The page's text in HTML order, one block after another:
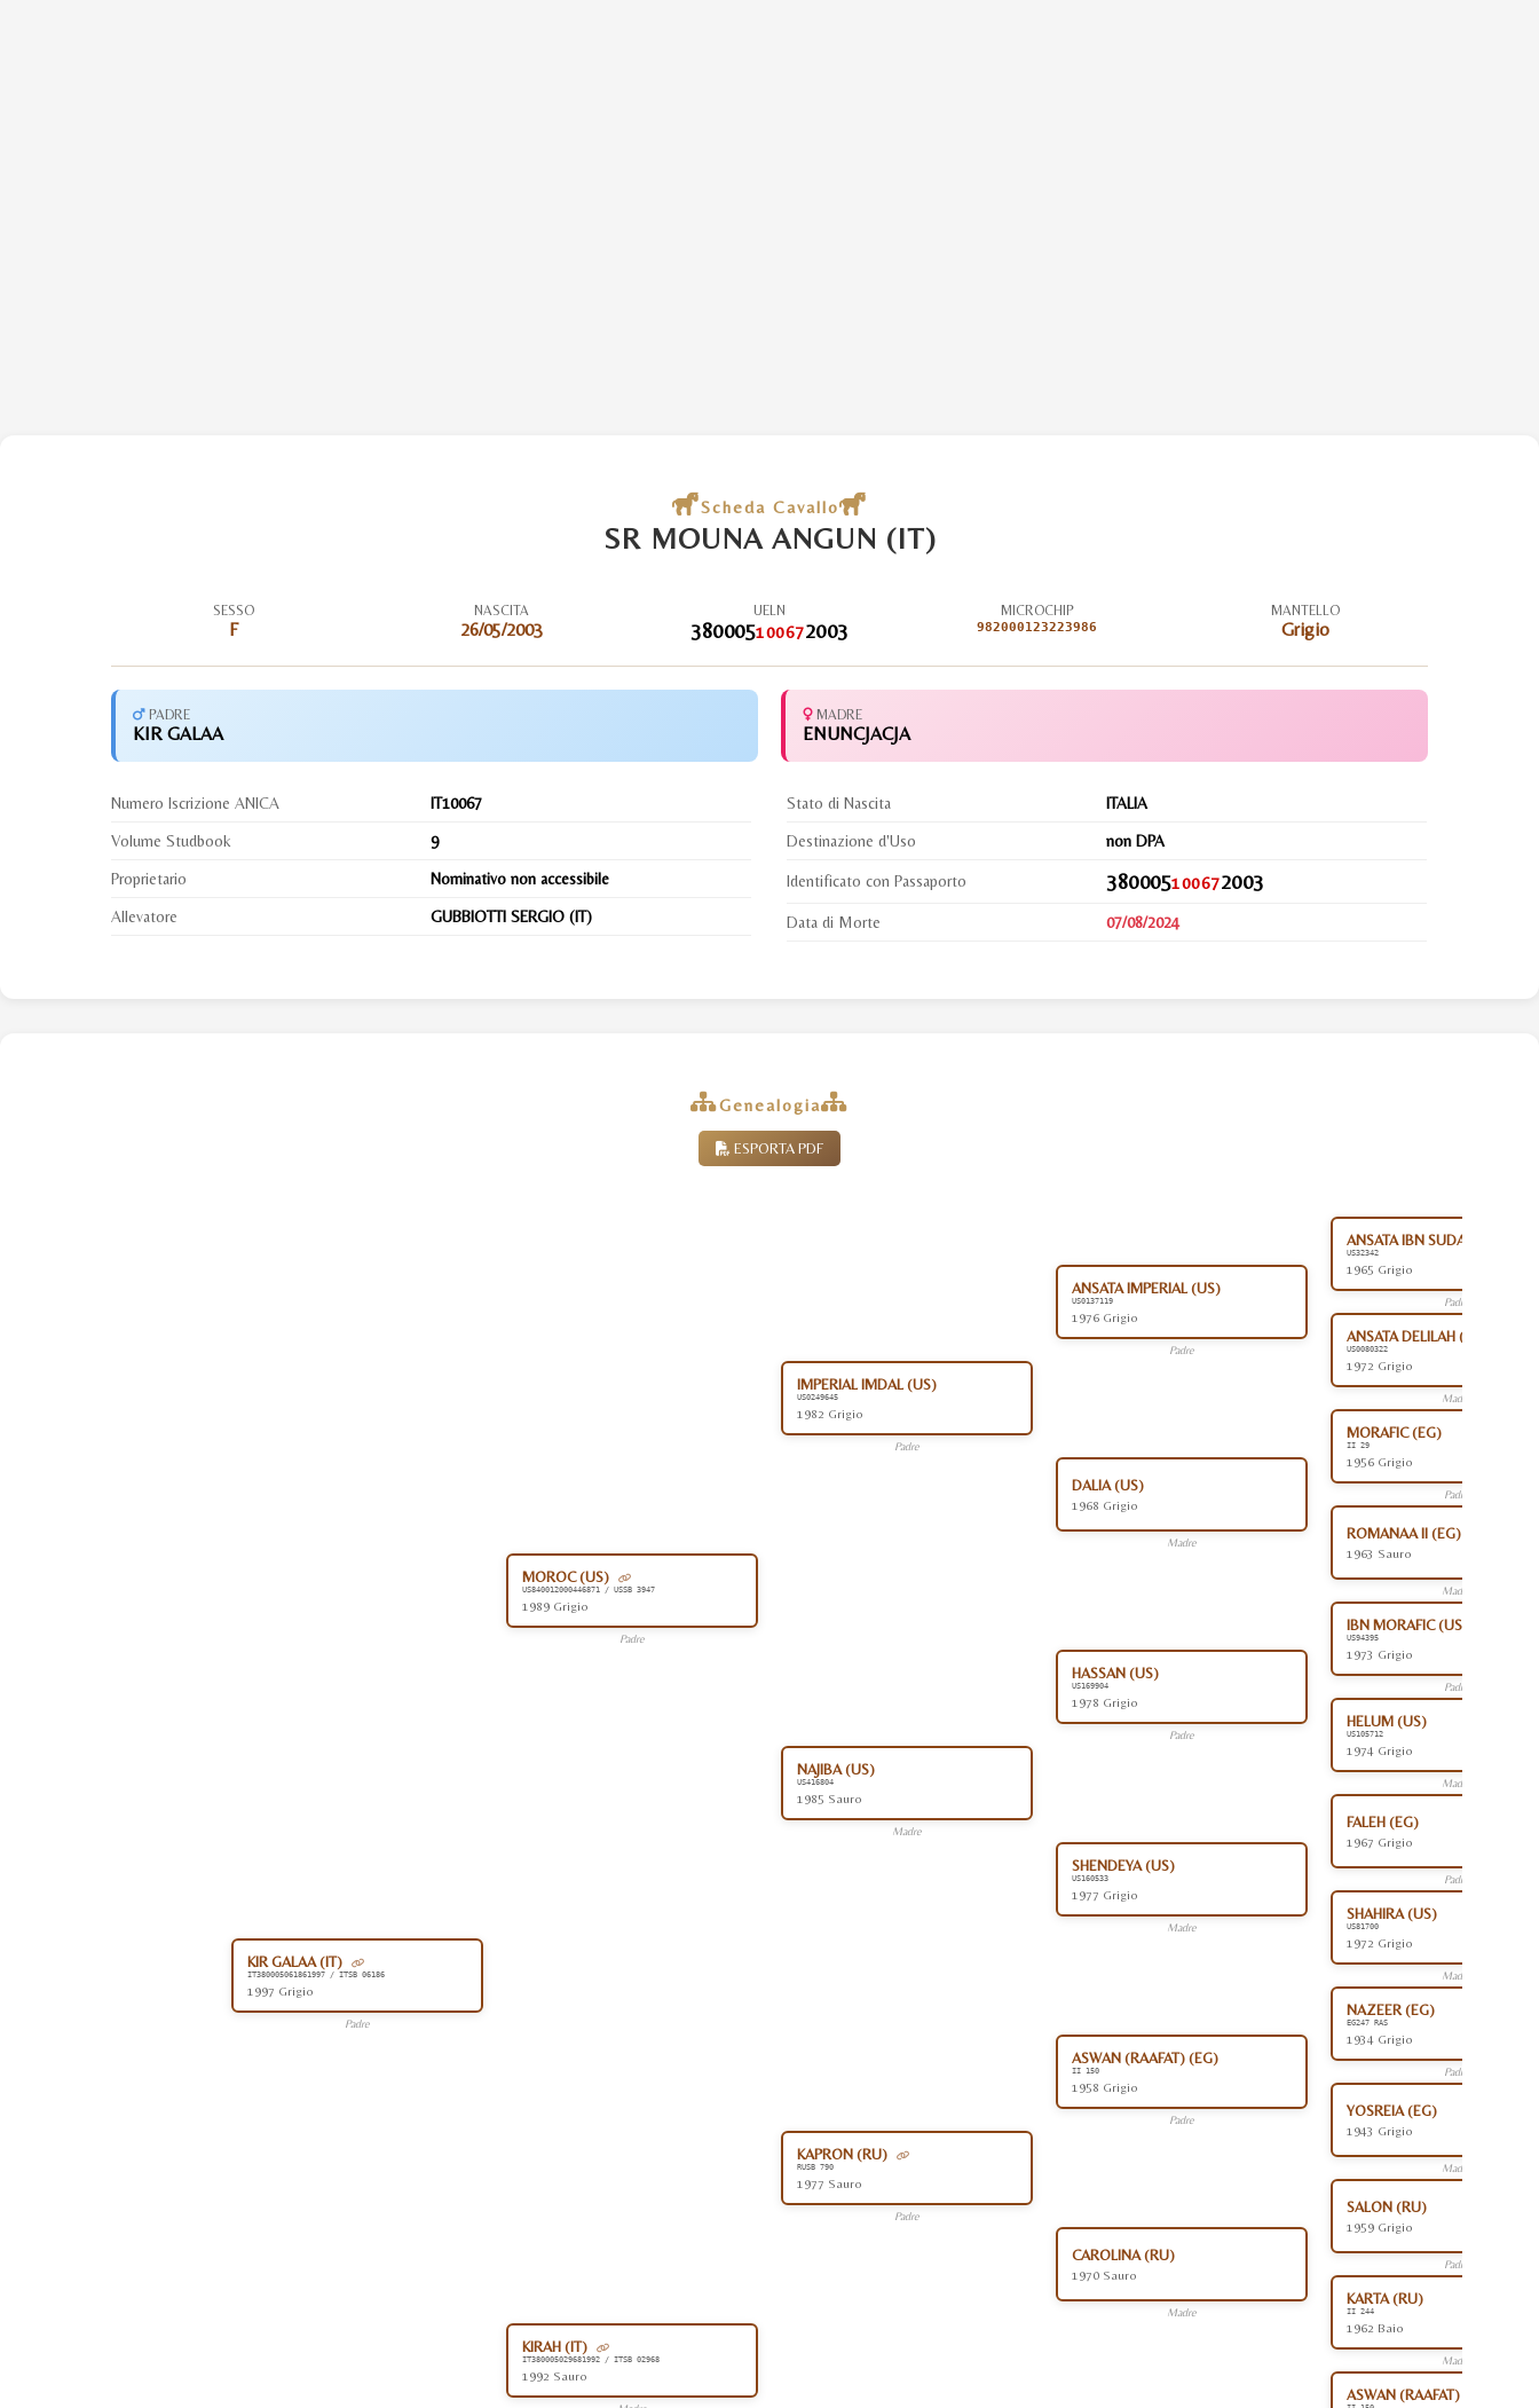
Scheda Cavallo
SR MOUNA ANGUN (IT)
SESSO
F
NASCITA
26/05/2003
UELN
380005100672003
MICROCHIP
982000123223986
MANTELLO
Grigio
PADRE
KIR GALAA
MADRE
ENUNCJACJA
Numero Iscrizione ANICA IT10067
Volume Studbook 9
Proprietario Nominativo non accessibile
Allevatore GUBBIOTTI SERGIO (IT)
Stato di Nascita ITALIA
Destinazione d'Uso non DPA
Identificato con Passaporto 380005100672003
Data di Morte 07/08/2024
Genealogia
ESPORTA PDF
KIR GALAA (IT)
IT380005061861997 / ITSB 06186
1997 Grigio
Padre
MOROC (US)
US840012000446871 / USSB 3947
1989 Grigio
Padre
IMPERIAL IMDAL (US)
US0249645
1982 Grigio
Padre
ANSATA IMPERIAL (US)
US0137119
1976 Grigio
Padre
ANSATA IBN SUDAN (US)
US32342
1965 Grigio
Padre
ANSATA DELILAH (US)
US0080322
1972 Grigio
Madre
DALIA (US)
1968 Grigio
Madre
MORAFIC (EG)
II 29
1956 Grigio
Padre
ROMANAA II (EG)
1963 Sauro
Madre
NAJIBA (US)
US416804
1985 Sauro
Madre
HASSAN (US)
US169904
1978 Grigio
Padre
IBN MORAFIC (US)
US94395
1973 Grigio
Padre
HELUM (US)
US105712
1974 Grigio
Madre
SHENDEYA (US)
US160533
1977 Grigio
Madre
FALEH (EG)
1967 Grigio
Padre
SHAHIRA (US)
US81700
1972 Grigio
Madre
KIRAH (IT)
IT380005029681992 / ITSB 02968
1992 Sauro
KAPRON (RU)
RUSB 790
1977 Sauro
Padre
ASWAN (RAAFAT) (EG)
II 150
1958 Grigio
Padre
NAZEER (EG)
EG247 RAS
1934 Grigio
Padre
YOSREIA (EG)
1943 Grigio
Madre
CAROLINA (RU)
1970 Sauro
Madre
SALON (RU)
1959 Grigio
Padre
KARTA (RU)
II 244
1962 Baio
Madre
ASWAN (RAAFAT) (EG)